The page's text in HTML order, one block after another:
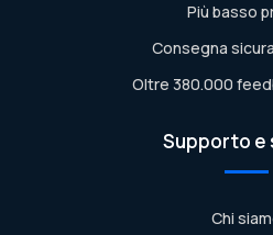
Più basso
Consegna
Oltre 380.000
Supporto e
Chi